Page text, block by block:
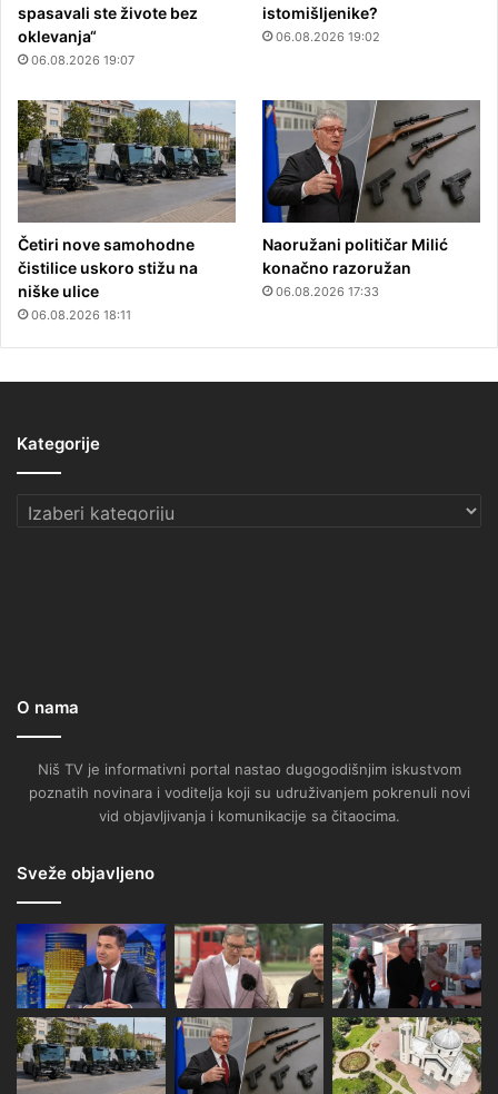
spasavali ste živote bez
oklevanja“
06.08.2026 19:07
istomišljenike?
06.08.2026 19:02
Četiri nove samohodne
čistilice uskoro stižu na
niške ulice
06.08.2026 18:11
Naoružani političar Milić
konačno razoružan
06.08.2026 17:33
Kategorije
Kategorije
O nama
Niš TV je informativni portal nastao dugogodišnjim iskustvom
poznatih novinara i voditelja koji su udruživanjem pokrenuli novi
vid objavljivanja i komunikacije sa čitaocima.
Sveže objavljeno